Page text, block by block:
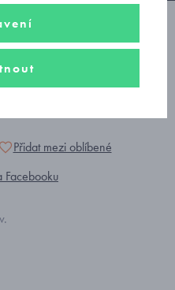
Přidat mezi oblíbené
Facebooku